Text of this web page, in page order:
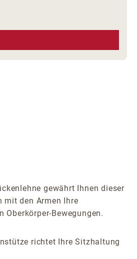
zu erhöhen oder zu
gewährt Ihnen dieser
mit den Armen Ihre
Bewegungen.
richtet Ihre Sitzhaltung